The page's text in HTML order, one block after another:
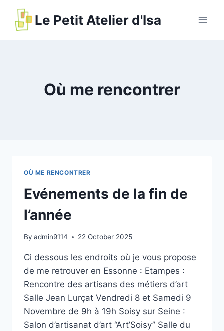
Le Petit Atelier d'Isa
Où me rencontrer
OÙ ME RENCONTRER
Evénements de la fin de
l’année
By admin9114 22 October 2025
Ci dessous les endroits où je vous propose
de me retrouver en Essonne : Etampes :
Rencontre des artisans des métiers d’art
Salle Jean Lurçat Vendredi 8 et Samedi 9
Novembre de 9h à 19h Soisy sur Seine :
Salon d’artisanat d’art “Art’Soisy” Salle du